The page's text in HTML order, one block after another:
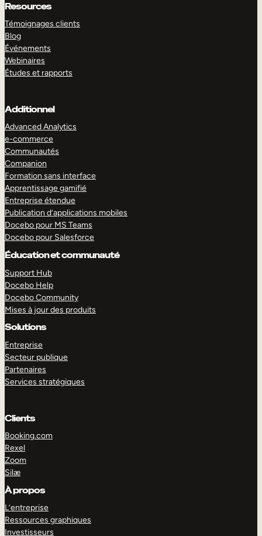
Resources
Témoignages clients
Blog
Événements
Webinaires
Études et rapports
Additionnel
Advanced Analytics
e-commerce
Communautés
Companion
Formation sans interface
Apprentissage gamifié
Entreprise étendue
Publication d’applications mobiles
Docebo pour MS Teams
Docebo pour Salesforce
Éducation et communauté
Support Hub
Docebo Help
Docebo Community
Mises à jour des produits
Solutions
Entreprise
Secteur publique
Partenaires
Services stratégiques
Clients
Booking.com
Rexel
Zoom
Silæ
À propos
L’entreprise
Ressources graphiques
Investisseurs